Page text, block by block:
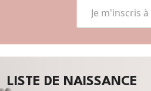
LISTE DE NAISSANCE